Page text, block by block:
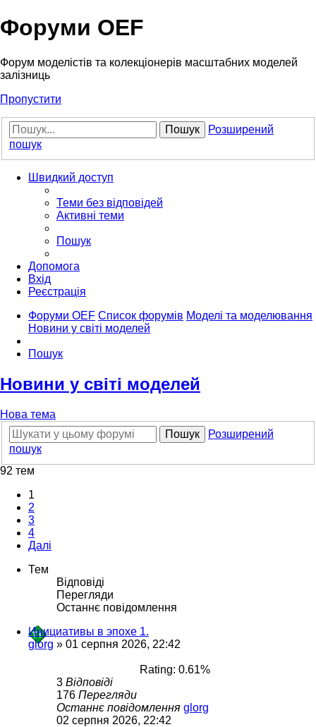
Форуми OEF
Форум моделістів та колекціонерів масштабних моделей
залізниць
Пропустити
Пошук
Розширений
пошук
Швидкий доступ
Теми без відповідей
Активні теми
Пошук
Допомога
Вхід
Реєстрація
Форуми OEF Список форумів Моделі та моделювання
Новини у світі моделей
Пошук
Новини у світі моделей
Нова тема
Пошук
Розширений
пошук
92 тем
1
2
3
4
Далі
Тем
Відповіді
Перегляди
Останнє повідомлення
Инициативы в эпохе 1.
glorg » 01 серпня 2026, 22:42
Rating: 0.61%
3 Відповіді
176 Перегляди
Останнє повідомлення glorg
02 серпня 2026, 22:42